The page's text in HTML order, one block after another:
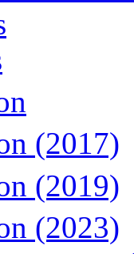
(2017)
(2019)
(2023)